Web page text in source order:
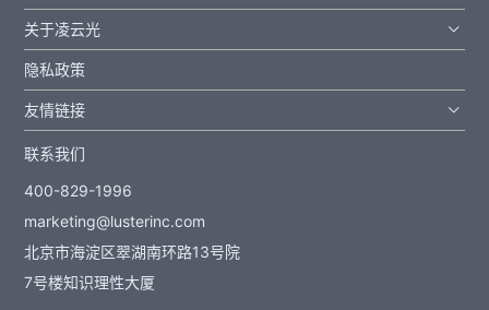
关于凌云光
隐私政策
友情链接
联系我们
400-829-1996
marketing@lusterinc.com
北京市海淀区翠湖南环路13号院
7号楼知识理性大厦